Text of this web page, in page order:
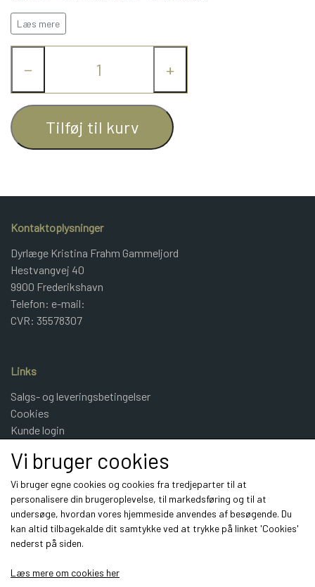
OPSKRIFTER
GAVEKORT
Kan maskinvaskes ved 60 grader
Læs mere
− +
Tilføj til kurv
Kontaktoplysninger
Dyrlæge Kristina Frahm Gammeljord
Hestvangvej 40
9900 Frederikshavn
Telefon: e-mail:
CVR: 35578307
Links
Salgs- og leveringsbetingelser
Cookies
Kunde login
Kontakt
Sociale medier
Vi bruger cookies
Vi bruger egne cookies og cookies fra tredjeparter til at
personalisere din brugeroplevelse, til markedsføring og til at
undersøge, hvordan vores hjemmeside anvendes af besøgende. Du
kan altid tilbagekalde dit samtykke ved at trykke på linket 'Cookies'
nederst på siden.
Læs mere om cookies her